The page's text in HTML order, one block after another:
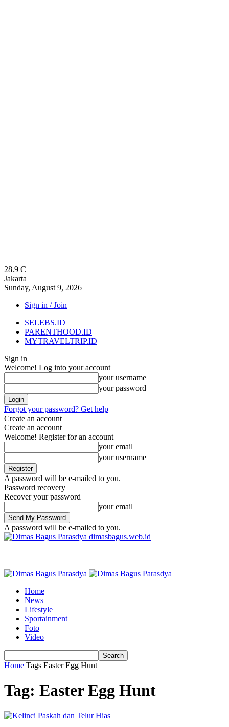
28.9 C
Jakarta
Sunday, August 9, 2026
Sign in / Join
SELEBS.ID
PARENTHOOD.ID
MYTRAVELTRIP.ID
Sign in
Welcome! Log into your account
your username
your password
Forgot your password? Get help
Create an account
Create an account
Welcome! Register for an account
your email
your username
A password will be e-mailed to you.
Password recovery
Recover your password
your email
A password will be e-mailed to you.
dimasbagus.web.id
Home
News
Lifestyle
Sportainment
Foto
Video
Home Tags Easter Egg Hunt
Tag: Easter Egg Hunt